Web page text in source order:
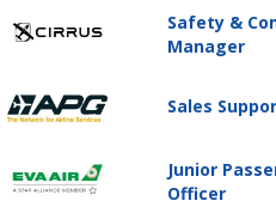
Safety &
Manager
Sales
Junior
Officer